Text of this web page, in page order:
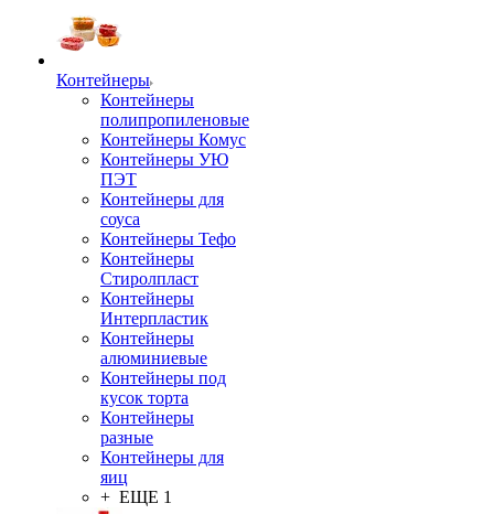
Контейнеры
Контейнеры
полипропиленовые
Контейнеры Комус
Контейнеры УЮ
ПЭТ
Контейнеры для
соуса
Контейнеры Тефо
Контейнеры
Стиролпласт
Контейнеры
Интерпластик
Контейнеры
алюминиевые
Контейнеры под
кусок торта
Контейнеры
разные
Контейнеры для
яиц
+ ЕЩЕ 1